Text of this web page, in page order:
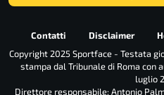
Contatti Disclaimer
Copyright 2025 Sportface - Testata
stampa dal Tribunale di Roma con
luglio
Direttore responsabile: Antonio